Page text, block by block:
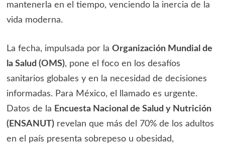
mantenerla en el tiempo, venciendo la inercia de la
vida moderna.
La fecha, impulsada por la Organización Mundial de
la Salud (OMS), pone el foco en los desafíos
sanitarios globales y en la necesidad de decisiones
informadas. Para México, el llamado es urgente.
Datos de la Encuesta Nacional de Salud y Nutrición
(ENSANUT)revelan que más del 70% de los adultos
en el país presenta sobrepeso u obesidad,